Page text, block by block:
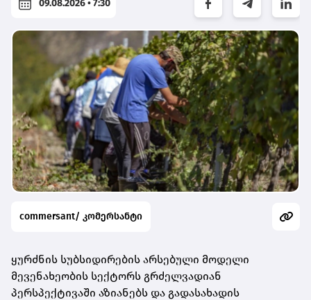
09.08.2026 • 7:30
commersant/ კომერსანტი
ყურძნის სუბსიდირების არსებული მოდელი
მევენახეობის სექტორს გრძელვადიან
პერსპექტივაში აზიანებს და გადასახადის